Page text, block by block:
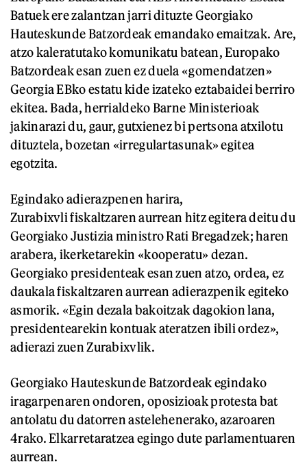
Batuek ere zalantzan jarri dituzte Georgiako
Hauteskunde Batzordeak emandako emaitzak. Are,
atzo kaleratutako komunikatu batean, Europako
Batzordeak esan zuen ez duela «gomendatzen»
Georgia EBko estatu kide izateko eztabaidei berriro
ekitea. Bada, herrialdeko Barne Ministerioak
jakinarazi du, gaur, gutxienez bi pertsona atxilotu
dituztela, bozetan «irregulartasunak» egitea
egotzita.
Egindako adierazpenen harira,
Zurabixvli fiskaltzaren aurrean hitz egitera deitu du
Georgiako Justizia ministro Rati Bregadzek; haren
arabera, ikerketarekin «kooperatu» dezan.
Georgiako presidenteak esan zuen atzo, ordea, ez
daukala fiskaltzaren aurrean adierazpenik egiteko
asmorik. «Egin dezala bakoitzak dagokion lana,
presidentearekin kontuak ateratzen ibili ordez»,
adierazi zuen Zurabixvlik.
Georgiako Hauteskunde Batzordeak egindako
iragarpenaren ondoren, oposizioak protesta bat
antolatu du datorren astelehenerako, azaroaren
4rako. Elkarretaratzea egingo dute parlamentuaren
aurrean.